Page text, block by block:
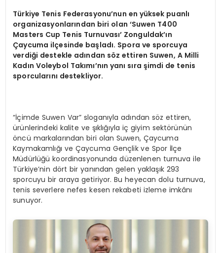
Türkiye Tenis Federasyonu’nun en yüksek puanlı
organizasyonlarından biri olan ‘Suwen T400
Masters Cup Tenis Turnuvası’ Zonguldak’ın
Çaycuma ilçesinde başladı. Spora ve sporcuya
verdiği destekle adından söz ettiren Suwen, A Milli
Kadın Voleybol Takımı’nın yanı sıra şimdi de tenis
sporcularını destekliyor.
“İçimde Suwen Var” sloganıyla adından söz ettiren,
ürünlerindeki kalite ve şıklığıyla iç giyim sektörünün
öncü markalarından biri olan Suwen, Çaycuma
Kaymakamlığı ve Çaycuma Gençlik ve Spor İlçe
Müdürlüğü koordinasyonunda düzenlenen turnuva ile
Türkiye’nin dört bir yanından gelen yaklaşık 293
sporcuyu bir araya getiriyor. Bu heyecan dolu turnuva,
tenis severlere nefes kesen rekabeti izleme imkânı
sunuyor.